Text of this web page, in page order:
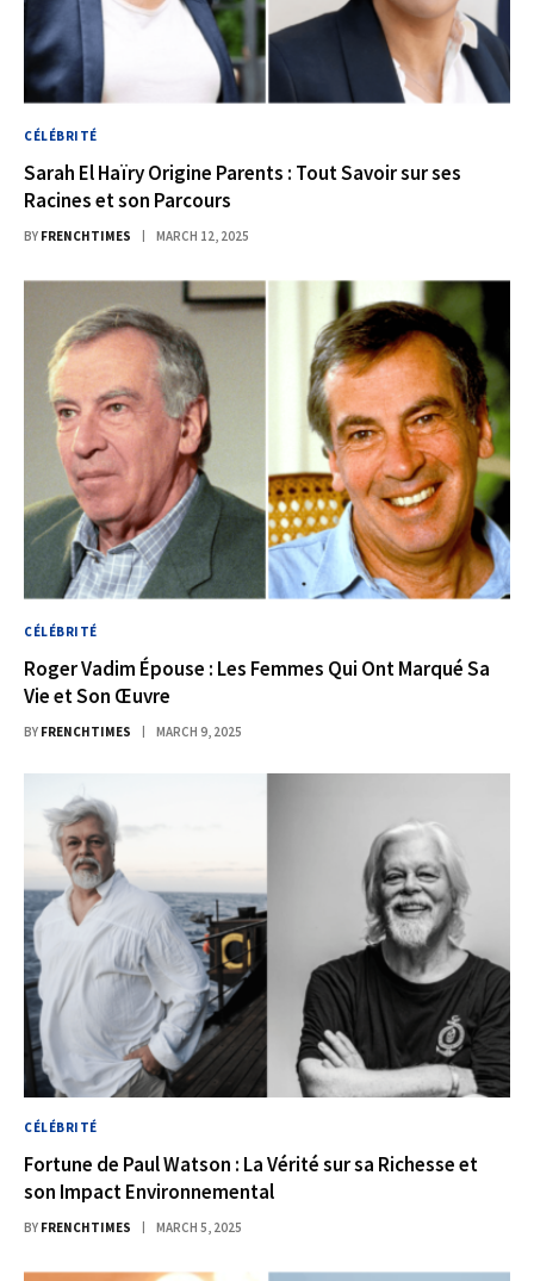
CÉLÉBRITÉ
Sarah El Haïry Origine Parents : Tout Savoir sur ses
Racines et son Parcours
BY FRENCHTIMES MARCH 12, 2025
CÉLÉBRITÉ
Roger Vadim Épouse : Les Femmes Qui Ont Marqué Sa
Vie et Son Œuvre
BY FRENCHTIMES MARCH 9, 2025
CÉLÉBRITÉ
Fortune de Paul Watson : La Vérité sur sa Richesse et
son Impact Environnemental
BY FRENCHTIMES MARCH 5, 2025